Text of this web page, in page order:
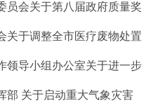
员会关于第八届政府质量奖
关于调整全市医疗废物处置
领导小组办公室关于进一步
部 关于启动重大气象灾害